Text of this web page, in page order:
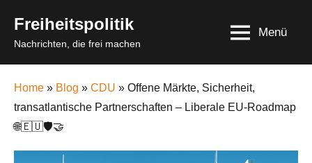
content
Freiheitspolitik
Nachrichten, die frei machen
Menü
Home » Blog » CDU » Offene Märkte, Sicherheit,
transatlantische Partnerschaften – Liberale EU-Roadmap
🌐🇪🇺🛡️🤝